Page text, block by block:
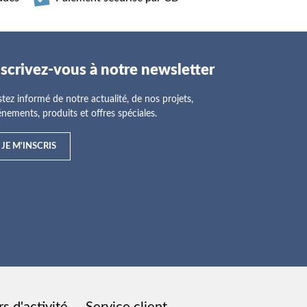
vous à notre newsletter
informé de notre actualité, de nos projets,
produits et offres spéciales.
JE M'INSCRIS